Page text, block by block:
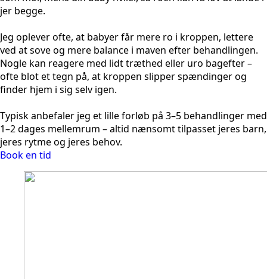
jer begge.
Jeg oplever ofte, at babyer får mere ro i kroppen, lettere
ved at sove og mere balance i maven efter behandlingen.
Nogle kan reagere med lidt træthed eller uro bagefter –
ofte blot et tegn på, at kroppen slipper spændinger og
finder hjem i sig selv igen.
Typisk anbefaler jeg et lille forløb på 3–5 behandlinger med
1–2 dages mellemrum – altid nænsomt tilpasset jeres barn,
jeres rytme og jeres behov.
Book en tid